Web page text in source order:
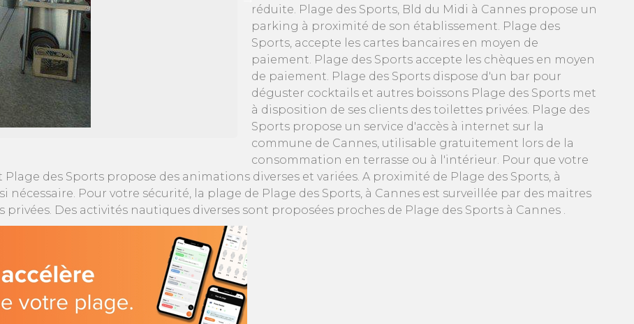
réduite. Plage des Sports, Bld du Midi à Cannes propose un
parking à proximité de son établissement. Plage des
Sports, accepte les cartes bancaires en moyen de
paiement. Plage des Sports accepte les chèques en moyen
de paiement. Plage des Sports dispose d'un bar pour
déguster cocktails et autres boissons Plage des Sports met
à disposition de ses clients des toilettes privées. Plage des
Sports propose un service d'accès à internet sur la
commune de Cannes, utilisable gratuitement lors de la
consommation en terrasse ou à l'intérieur. Pour que votre
des Sports propose des animations diverses et variées. A proximité de Plage des Sports, à
nécessaire. Pour votre sécurité, la plage de Plage des Sports, à Cannes est surveillée par des maitres
Des activités nautiques diverses sont proposées proches de Plage des Sports à Cannes .